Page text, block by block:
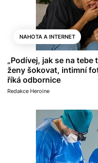
NAHOTA A INTERNET
„Podívej, jak se na
ženy šokovat, intimní
říká odbornice
Redakce Heroine